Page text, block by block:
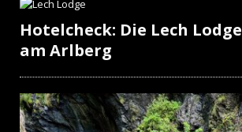
Hotelcheck: Die Lech Lodge
am Arlberg